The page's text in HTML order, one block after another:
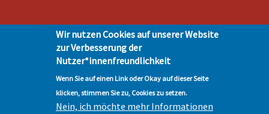
Stadt Hohen Neuendorf • Oranienburger Str. 2 • 16540 Hohen Neuendorf •
Telefon 03303-528-0
Impressum|Presse| Datenschutz| © Hohen-Neuendorf.de, Alle Rechte
vorbehalten - Vervielfältigung nur mit unserer Genehmigung
Wir nutzen Cookies auf unserer Website
zur Verbesserung der
Nutzer*innenfreundlichkeit
Wenn Sie auf einen Link oder Okay auf dieser Seite
klicken, stimmen Sie zu, Cookies zu setzen.
Nein, ich möchte mehr Informationen